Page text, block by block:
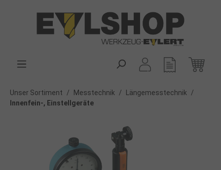
Unser Sortiment / Messtechnik / Längemesstechnik
/
Innenfein-, Einstellgeräte